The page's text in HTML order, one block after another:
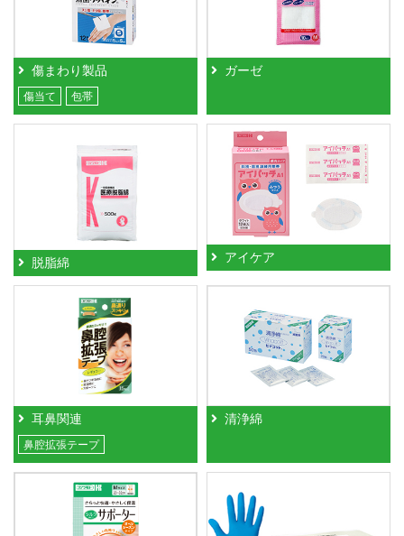
傷まわり製品
傷当て 包帯
ガーゼ
脱脂綿 アイケア
耳鼻関連
鼻腔拡張テープ
清浄綿